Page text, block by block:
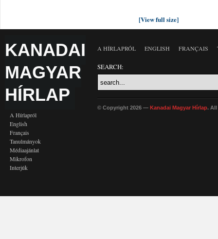
[View full size]
KANADAI
MAGYAR
HÍRLAP
A Hírlapról
English
Français
Tanulmányok
Médiaajánlat
Mikrofon
Interjúk
A HÍRLAPRÓL ENGLISH FRANÇAIS
SEARCH:
© Copyright 2026 — Kanadai Magyar Hírlap. All